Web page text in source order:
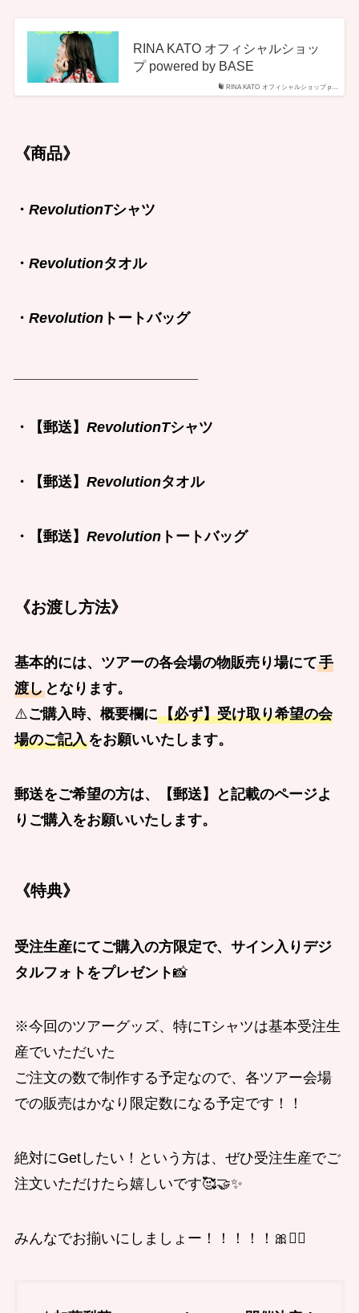
RINA KATO オフィシャルショップ p…
RINA KATO オフィシャルショッ
プ powered by BASE
《商品》
・ RevolutionTシャツ
・ Revolutionタオル
・ Revolutionトートバッグ
・【郵送】 RevolutionTシャツ
・【郵送】 Revolutionタオル
・【郵送】 Revolutionトートバッグ
《お渡し方法》
基本的には、ツアーの各会場の物販売り場にて手
渡しとなります。
⚠️ご購入時、概要欄に【必ず】受け取り希望の会
場のご記入をお願いいたします。
郵送をご希望の方は、【郵送】と記載のページよ
りご購入をお願いいたします。
《特典》
受注生産にてご購入の方限定で、サイン入りデジ
タルフォトをプレゼント📸
※今回のツアーグッズ、特にTシャツは基本受注生
産でいただいた
ご注文の数で制作する予定なので、各ツアー会場
での販売はかなり限定数になる予定です！！
絶対にGetしたい！という方は、ぜひ受注生産でご
注文いただけたら嬉しいです🥰🤝✨
みんなでお揃いにしましょー！！！！！🎀❤️‍🔥